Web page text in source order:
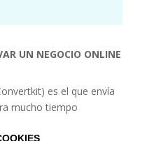
UN NEGOCIO ONLINE
es el que envía
mucho tiempo